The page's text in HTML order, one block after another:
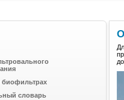
биофильтрах
словарь